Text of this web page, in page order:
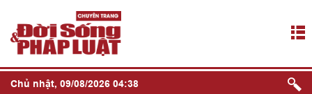
Chủ nhật, 09/08/2026 04:38